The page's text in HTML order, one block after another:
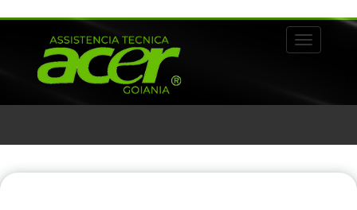
Alternar